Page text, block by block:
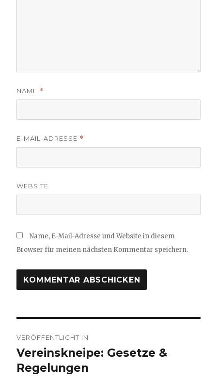
NAME *
E-MAIL-ADRESSE *
WEBSITE
Name, E-Mail-Adresse und Website in diesem
Browser für meinen nächsten Kommentar speichern.
VERÖFFENTLICHT IN
Vereinskneipe: Gesetze &
Regelungen